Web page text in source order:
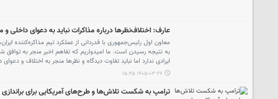
عارف: اختلاف‌نظرها درباره مذاکرات نباید به دعوای داخلی
معاون اول رئیس‌جمهوری با قدردانی از عملکرد تیم مذاکره‌کننده
به نتیجه رسیدن است. ما امیدواریم که تفاهم اخیر منجر به
ایرادی ندارد اما نباید تفاوت دیدگاه و نظرها منجر به اختلاف و
۱۴۰۵-۰۳-۲۶ ۱۵:۴۵
ترامپ به شکست تلاش‌ها و طرح‌های آمریکایی برای براندازی